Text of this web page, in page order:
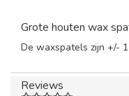
Grote houten wax
De waxspatels zijn +/-
Reviews